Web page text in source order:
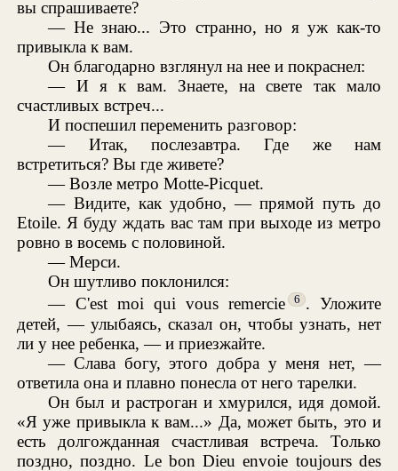
вы спрашиваете?
— Не знаю... Это странно, но я уж как-то
привыкла к вам.
Он благодарно взглянул на нее и покраснел:
— И я к вам. Знаете, на свете так мало
счастливых встреч...
И поспешил переменить разговор:
— Итак, послезавтра. Где же нам
встретиться? Вы где живете?
— Возле метро Motte-Picquet.
— Видите, как удобно, — прямой путь до
Etoile. Я буду ждать вас там при выходе из метро
ровно в восемь с половиной.
— Мерси.
Он шутливо поклонился:
— C'est moi qui vous remercie
6 . Уложите
детей, — улыбаясь, сказал он, чтобы узнать, нет
ли у нее ребенка, — и приезжайте.
— Слава богу, этого добра у меня нет, —
ответила она и плавно понесла от него тарелки.
Он был и растроган и хмурился, идя домой.
«Я уже привыкла к вам...» Да, может быть, это и
есть долгожданная счастливая встреча. Только
поздно, поздно. Le bon Dieu envoie toujours des